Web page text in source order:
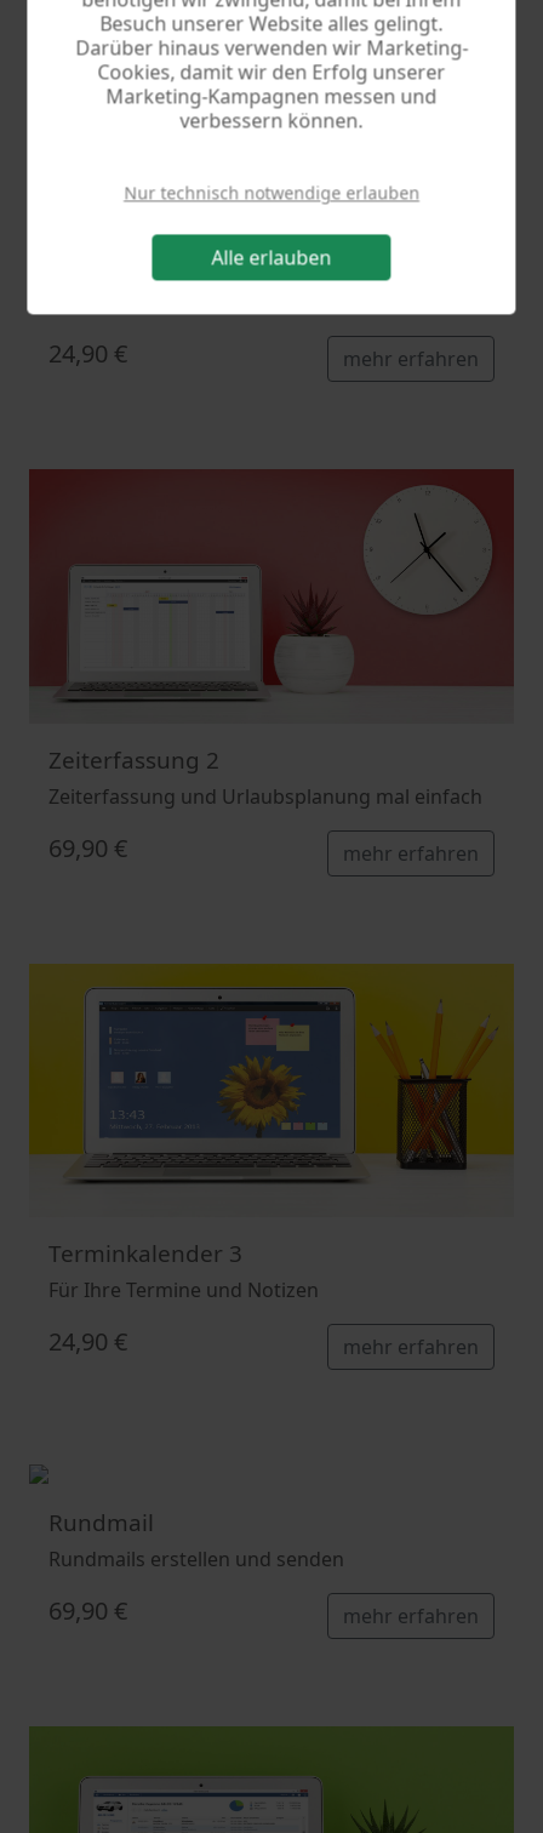
Besuch unserer Website alles gelingt.
Darüber hinaus verwenden wir Marketing-
Cookies, damit wir den Erfolg unserer
Marketing-Kampagnen messen und
verbessern können.
Nur technisch notwendige erlauben
Alle erlauben
Haushaltsbuch 7
24,90 € mehr erfahren
Zeiterfassung 2
Zeiterfassung und Urlaubsplanung mal einfach
69,90 € mehr erfahren
Terminkalender 3
Für Ihre Termine und Notizen
24,90 € mehr erfahren
Rundmail
Rundmails erstellen und senden
69,90 € mehr erfahren